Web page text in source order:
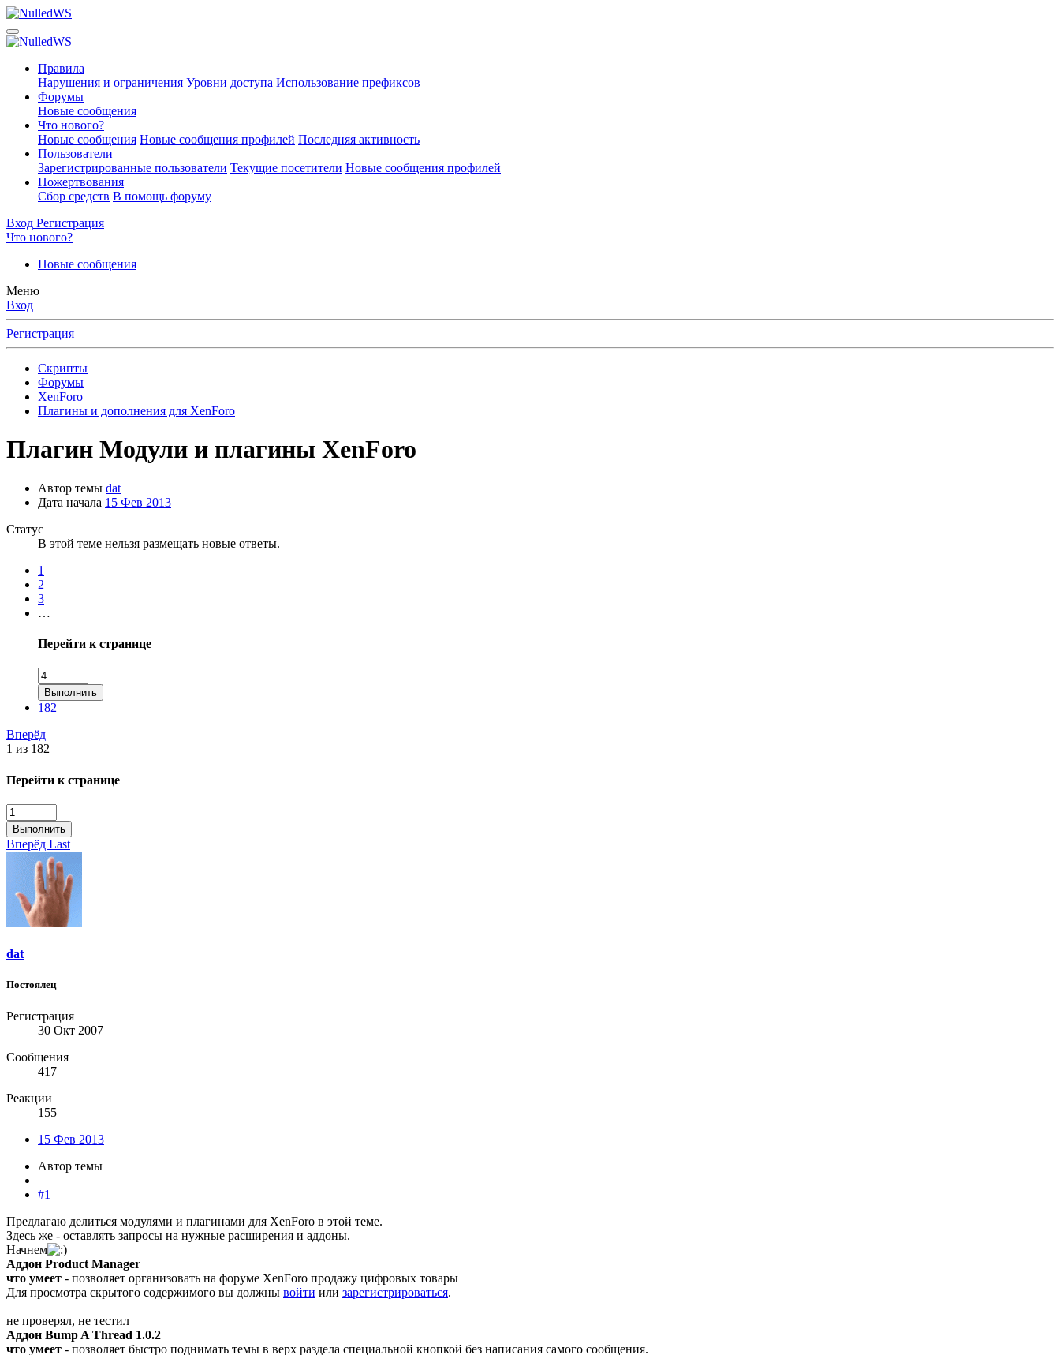
Правила
Нарушения и ограничения Уровни доступа Использование префиксов
Форумы
Новые сообщения
Что нового?
Новые сообщения Новые сообщения профилей Последняя активность
Пользователи
Зарегистрированные пользователи Текущие посетители Новые сообщения профилей
Пожертвования
Сбор средств В помощь форуму
Вход Регистрация
Что нового?
Новые сообщения
Меню
Вход
Регистрация
Скрипты
Форумы
XenForo
Плагины и дополнения для XenForo
Плагин Модули и плагины XenForo
Автор темы dat
Дата начала 15 Фев 2013
Статус
В этой теме нельзя размещать новые ответы.
1
2
3
…
Перейти к странице
Выполнить
182
Вперёд
1 из 182
Перейти к странице
Выполнить
Вперёд Last
dat
Постоялец
Регистрация
30 Окт 2007
Сообщения
417
Реакции
155
15 Фев 2013
Автор темы
#1
Предлагаю делиться модулями и плагинами для XenForo в этой теме.
Здесь же - оставлять запросы на нужные расширения и аддоны.
Начнем
Аддон Product Manager
что умеет - позволяет организовать на форуме XenForo продажу цифровых товары
Для просмотра скрытого содержимого вы должны войти или зарегистрироваться.
не проверял, не тестил
Аддон Bump A Thread 1.0.2
что умеет - позволяет быстро поднимать темы в верх раздела специальной кнопкой без написания самого сообщения.